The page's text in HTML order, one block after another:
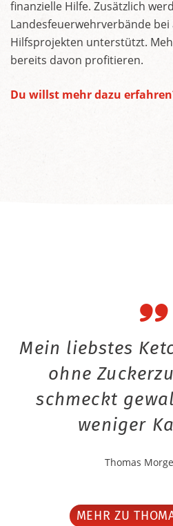
finanzielle Hilfe. Zusätzlich
Landesfeuerwehrverbände bei
Hilfsprojekten unterstützt.
bereits davon profitieren.
Du willst mehr dazu
Mein liebstes
ohne
schmeckt
weniger
Thomas
MEHR ZU